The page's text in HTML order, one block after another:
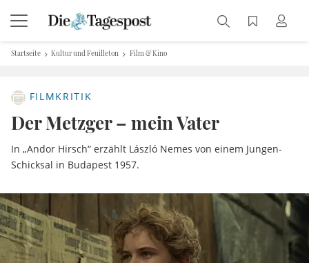
Startseite Kultur und Feuilleton Film & Kino
FILMKRITIK
Der Metzger – mein Vater
In „Andor Hirsch“ erzählt László Nemes von einem Jungen-
Schicksal in Budapest 1957.